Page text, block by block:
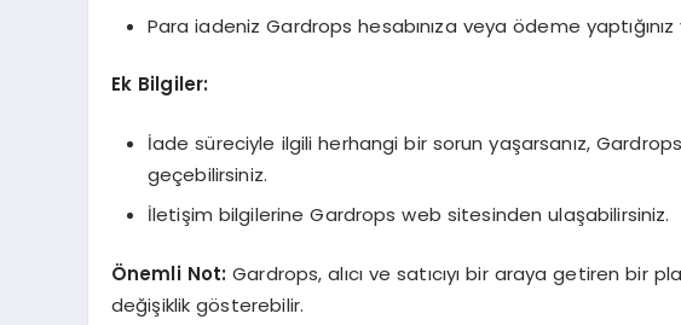
Para iadeniz Gardrops hesabınıza veya ödeme
Ek Bilgiler:
İade süreciyle ilgili herhangi bir sorun yaşarsanız,
geçebilirsiniz.
İletişim bilgilerine Gardrops web sitesinden ulaşabilirsiniz.
Önemli Not: Gardrops, alıcı ve satıcıyı bir araya getiren bir
değişiklik gösterebilir.